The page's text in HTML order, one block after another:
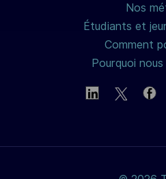
Nos
Étudiants et
Comment
Pourquoi